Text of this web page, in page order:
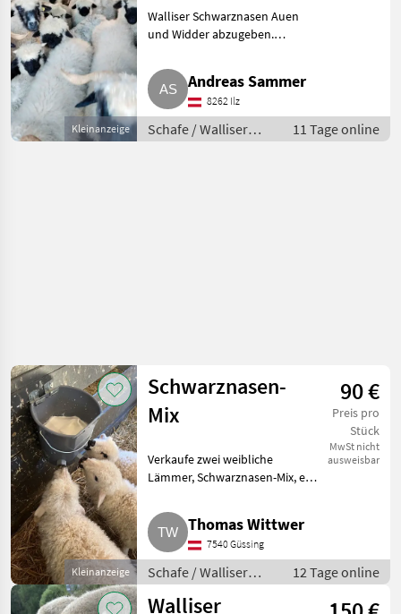
Kleinanzeige
Walliser Schwarznasen Auen
und Widder abzugeben.
Walliser Schwarznasenschafe
Andreas Sammer
8262 Ilz
Schafe / Walliser
Schwarznasenschafe
11 Tage online
Kleinanzeige
Schwarznasen-
Mix
90 €
Preis pro
Stück
MwSt nicht
ausweisbar
Verkaufe zwei weibliche
Lämmer, Schwarznasen-Mix, ein
Schwarznasenschafe
Thomas Wittwer
7540 Güssing
Schafe / Walliser
Schwarznasenschafe
12 Tage online
Walliser